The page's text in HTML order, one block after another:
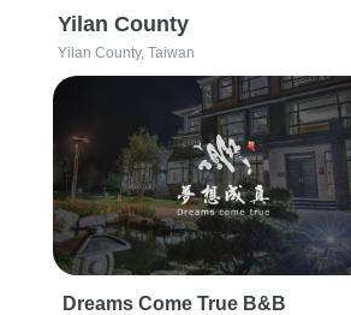
Yilan County
Yilan County, Taiwan
Dreams Come True B&B